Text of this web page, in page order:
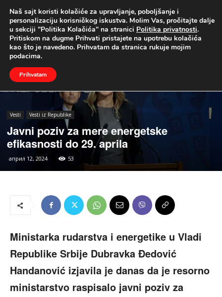
UŽIVO
Naslovna Vesti Vesti iz Republike
Vesti Vesti iz Republike
Javni poziv za mere energetske
efikasnosti do 29. aprila
април 12, 2024 53
Ministarka rudarstva i energetike u Vladi
Republike Srbije Dubravka Đedović
Handanović izjavila je danas da je resorno
ministarstvo raspisalo javni poziv za
Naš sajt koristi kolačiće za upravljanje, poboljšanje i
personalizaciju korisničkog iskustva. Molim Vas, pročitajte dalje
u sekciji "Politika Kolačića" na stranici Politika privatnosti.
Pritiskom na dugme Prihvati pristajete na upotrebu kolačića
kao što je navedeno. Prihvatam da stranica rukuje mojim
podacima.
Prihvatam